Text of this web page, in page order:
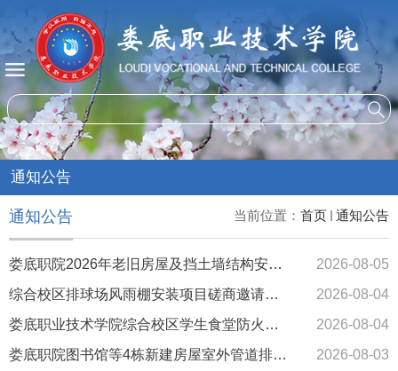
通知公告
当前位置： 首页 通知公告
通知公告
娄底职院2026年老旧房屋及挡土墙结构安全性检测服务项目询价采购公告（第2次）
2026-08-05
综合校区排球场风雨棚安装项目磋商邀请公告
2026-08-04
娄底职业技术学院综合校区学生食堂防火隔断改造项目询价公告
2026-08-04
娄底职院图书馆等4栋新建房屋室外管道排水工程管网管道视频检测服务项目询价采购公告
2026-08-03